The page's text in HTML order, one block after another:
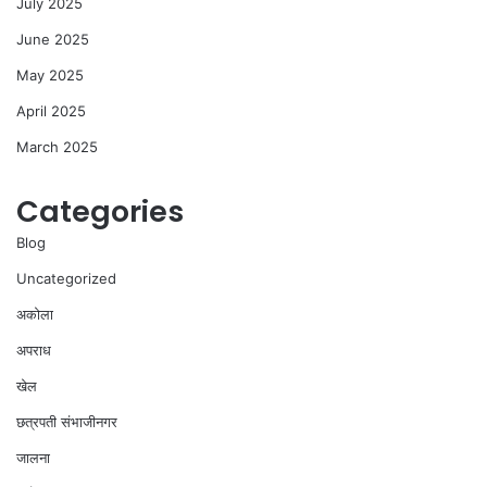
July 2025
June 2025
May 2025
April 2025
March 2025
Categories
Blog
Uncategorized
अकोला
अपराध
खेल
छत्रपती संभाजीनगर
जालना